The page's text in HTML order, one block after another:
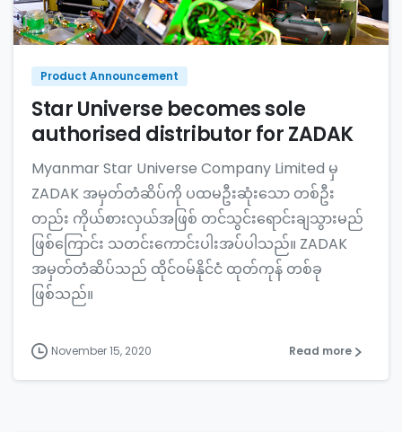
Product Announcement
Star Universe becomes sole
authorised distributor for ZADAK
Myanmar Star Universe Company Limited မှ
ZADAK အမှတ်တံဆိပ်ကို ပထမဦးဆုံးသော တစ်ဦး
တည်း ကိုယ်စားလှယ်အဖြစ် တင်သွင်းရောင်းချသွားမည်
ဖြစ်ကြောင်း သတင်းကောင်းပါးအပ်ပါသည်။ ZADAK
အမှတ်တံဆိပ်သည် ထိုင်ဝမ်နိုင်ငံ ထုတ်ကုန် တစ်ခု
ဖြစ်သည်။
November 15, 2020 Read more